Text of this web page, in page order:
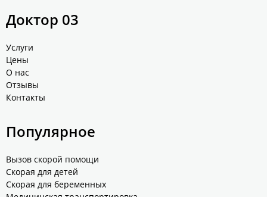
Доктор 03
Услуги
Цены
О нас
Отзывы
Контакты
Популярное
Вызов скорой помощи
Скорая для детей
Скорая для беременных